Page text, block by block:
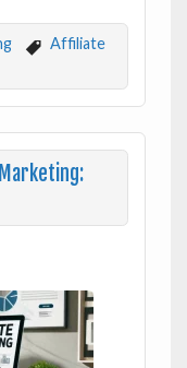
Affiliate